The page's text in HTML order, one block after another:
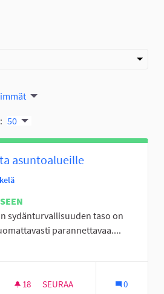
50
asuntoalueille
sydänturvallisuuden taso on
parannettavaa....
mukaan: Koko Seinäjoki
18 18 SEURAAJAA
SEURAA 0